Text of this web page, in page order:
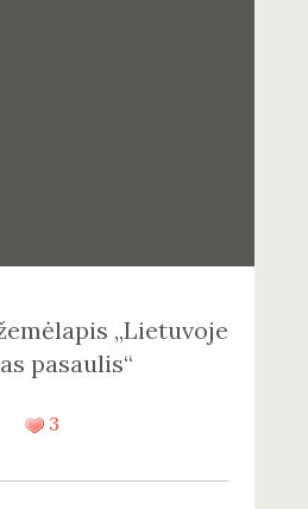
„Lietuvoje
pasaulis“
3